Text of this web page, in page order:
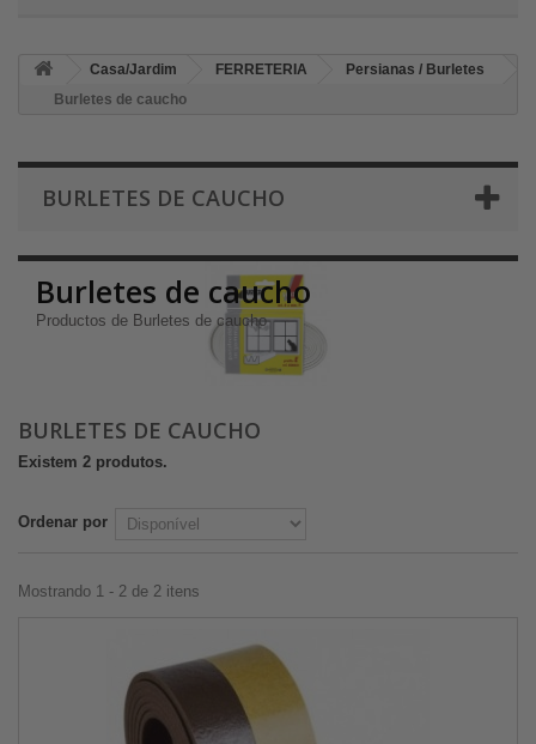
Casa/Jardim FERRETERIA
Persianas / Burletes
Burletes de caucho
BURLETES DE CAUCHO
Burletes de caucho
Productos de Burletes de caucho
BURLETES DE CAUCHO
Existem 2 produtos.
Ordenar por
Mostrando 1 - 2 de 2 itens